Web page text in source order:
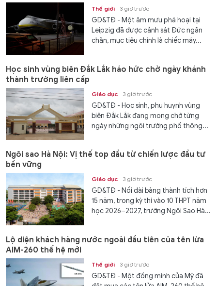
Thế giới 3 giờ trước
GD&TĐ - Một âm mưu phá hoại tại
Leipzig đã được cảnh sát Đức ngăn
chặn, mục tiêu chính là chiếc máy...
Học sinh vùng biên Đắk Lắk háo hức chờ ngày khánh
thành trường liên cấp
Giáo dục 3 giờ trước
GD&TĐ - Học sinh, phụ huynh vùng
biên Đắk Lắk đang mong chờ từng
ngày những ngôi trường phổ thông...
Ngôi sao Hà Nội: Vị thế top đầu từ chiến lược đầu tư
bền vững
Giáo dục 3 giờ trước
GD&TĐ - Nối dài bảng thành tích hơn
15 năm, trong kỳ thi vào 10 THPT năm
học 2026–2027, trường Ngôi Sao Hà...
Lộ diện khách hàng nước ngoài đầu tiên của tên lửa
AIM-260 thế hệ mới
Thế giới 3 giờ trước
GD&TĐ - Một đồng minh của Mỹ đã